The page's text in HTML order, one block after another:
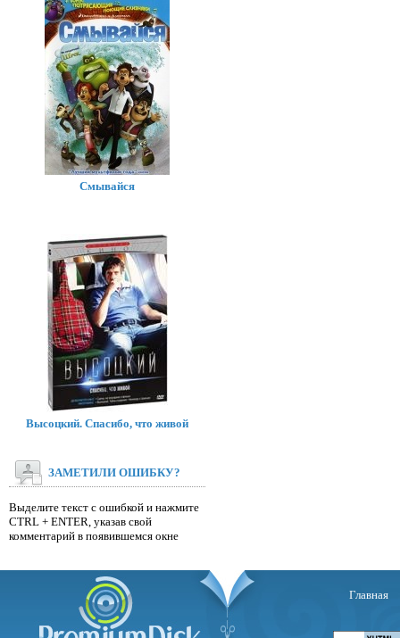
Смывайся
Высоцкий. Спасибо, что живой
ЗАМЕТИЛИ ОШИБКУ?
Выделите текст с ошибкой и нажмите
CTRL + ENTER, указав свой
комментарий в появившемся окне
Главная